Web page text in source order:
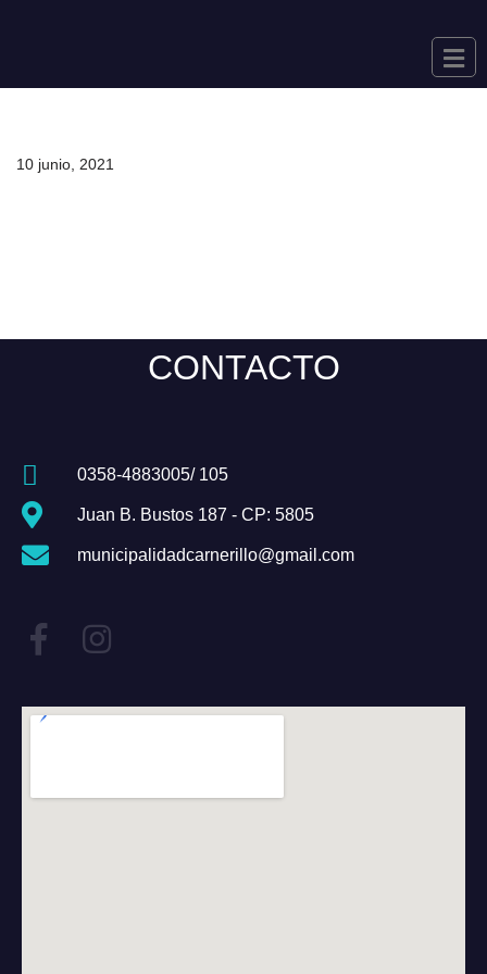
al
10 junio, 2021
CONTACTO
0358-4883005/ 105
Juan B. Bustos 187 - CP: 5805
municipalidadcarnerillo@gmail.com